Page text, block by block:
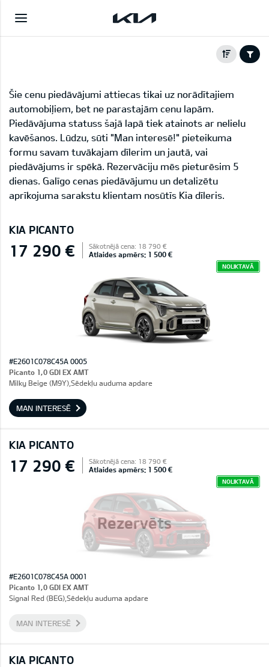
Šie cenu piedāvājumi attiecas tikai uz norādītajiem
automobiļiem, bet ne parastajām cenu lapām.
Piedāvājuma statuss šajā lapā tiek atainots ar nelielu
kavēšanos. Lūdzu, sūti "Man interesē!" pieteikuma
formu savam tuvākajam dīlerim un jautā, vai
piedāvājums ir spēkā. Rezervāciju mēs pieturēsim 5
dienas. Galīgo cenas piedāvājumu un detalizētu
aprīkojuma sarakstu klientam nosūtīs Kia dīleris.
KIA PICANTO
17 290 € Sākotnējā cena: 18 790 €
Atlaides apmērs: 1 500 €
NOLIKTAVĀ
#E2601C078C45A 0005
Picanto 1,0 GDI EX AMT
Milky Beige (M9Y),Sēdekļu auduma apdare
MAN INTERESĒ
KIA PICANTO
Rezervēts
17 290 € Sākotnējā cena: 18 790 €
Atlaides apmērs: 1 500 €
NOLIKTAVĀ
#E2601C078C45A 0001
Picanto 1,0 GDI EX AMT
Signal Red (BEG),Sēdekļu auduma apdare
MAN INTERESĒ
KIA PICANTO